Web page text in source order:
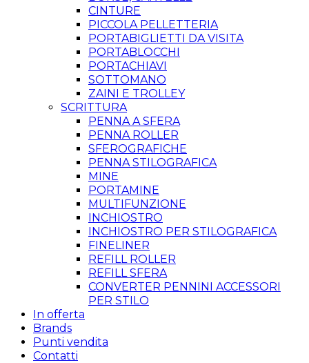
CINTURE
PICCOLA PELLETTERIA
PORTABIGLIETTI DA VISITA
PORTABLOCCHI
PORTACHIAVI
SOTTOMANO
ZAINI E TROLLEY
SCRITTURA
PENNA A SFERA
PENNA ROLLER
SFEROGRAFICHE
PENNA STILOGRAFICA
MINE
PORTAMINE
MULTIFUNZIONE
INCHIOSTRO
INCHIOSTRO PER STILOGRAFICA
FINELINER
REFILL ROLLER
REFILL SFERA
CONVERTER PENNINI ACCESSORI
PER STILO
In offerta
Brands
Punti vendita
Contatti